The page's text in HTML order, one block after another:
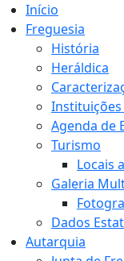
Início
Freguesia
História
Heráldica
Instituições
Agenda de
Turismo
Locais
Galeria
Dados
Autarquia